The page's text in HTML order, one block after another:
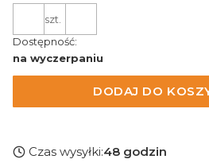
szt.
Dostępność:
na wyczerpaniu
DODAJ DO
Czas wysyłki:48 godzin